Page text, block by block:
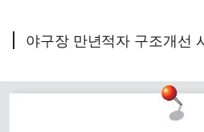
야구장 만년적자 구조개선